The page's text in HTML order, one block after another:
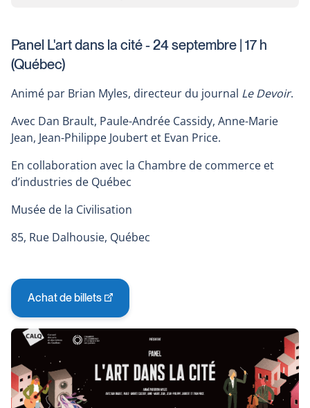
Panel L'art dans la cité - 24 septembre | 17 h
(Québec)
Animé par Brian Myles, directeur du journal Le Devoir.
Avec Dan Brault, Paule-Andrée Cassidy, Anne-Marie
Jean, Jean-Philippe Joubert et Evan Price.
En collaboration avec la Chambre de commerce et
d’industries de Québec
Musée de la Civilisation
85, Rue Dalhousie, Québec
Achat de billets
This
link
will
open
in
a
new